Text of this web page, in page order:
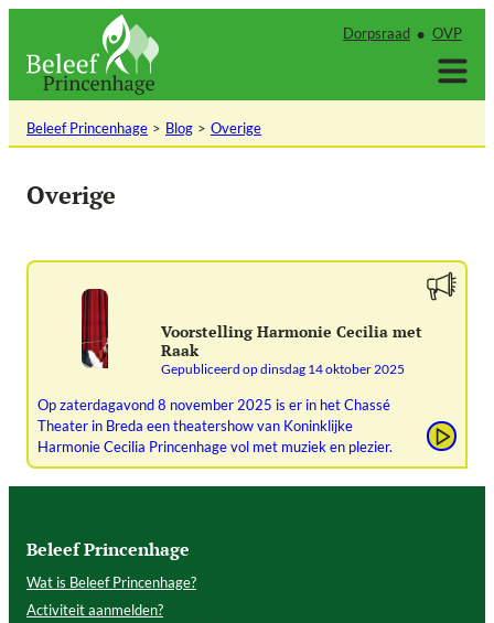
inhoud
Dorpsraad OVP
Beleef Princenhage Blog Overige
Overige
Voorstelling Harmonie Cecilia met
Raak
Gepubliceerd opdinsdag 14 oktober 2025
Op zaterdagavond 8 november 2025 is er in het Chassé
Theater in Breda een theatershow van Koninklijke
Harmonie Cecilia Princenhage vol met muziek en plezier.
Beleef Princenhage
Wat is Beleef Princenhage?
Activiteit aanmelden?